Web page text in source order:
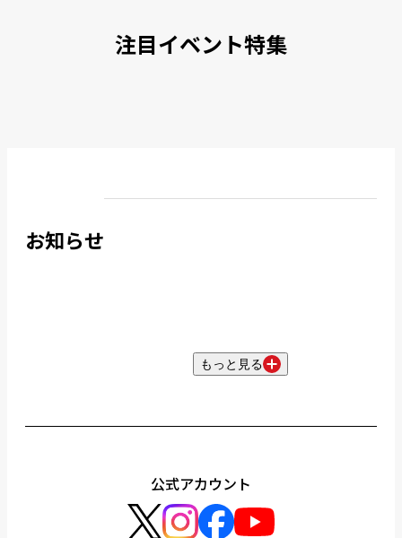
注目イベント特集
お知らせ
もっと見る
公式アカウント